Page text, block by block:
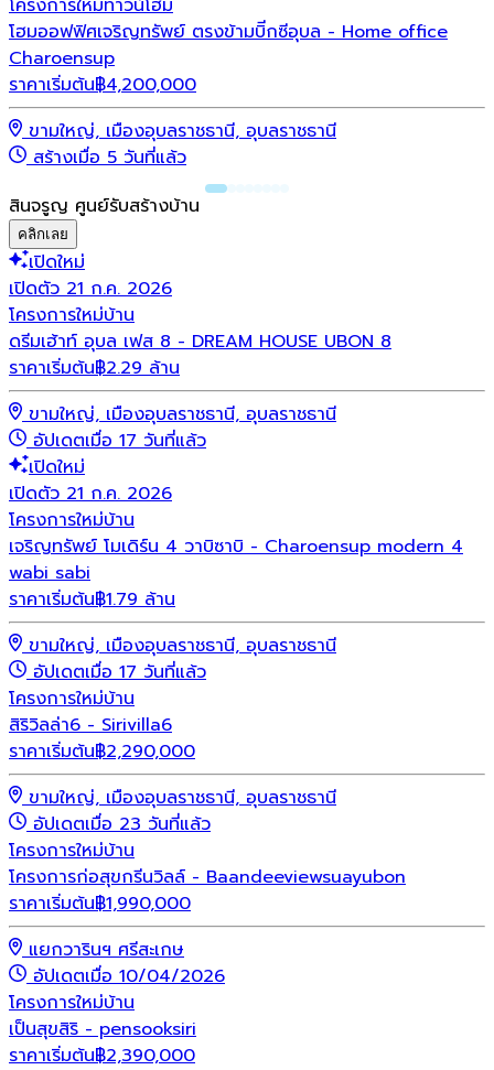
โครงการใหม่ทาวน์โฮม
โฮมออฟฟิศเจริญทรัพย์ ตรงข้ามบิีกซีอุบล - Home office
Charoensup
ราคาเริ่มต้น฿4,200,000
ขามใหญ่, เมืองอุบลราชธานี, อุบลราชธานี
สร้างเมื่อ 5 วันที่แล้ว
สินจรูญ ศูนย์รับสร้างบ้าน
คลิกเลย
เปิดใหม่
เปิดตัว 21 ก.ค. 2026
โครงการใหม่บ้าน
ดรีมเฮ้าท์ อุบล เฟส 8 - DREAM HOUSE UBON 8
ราคาเริ่มต้น฿2.29 ล้าน
ขามใหญ่, เมืองอุบลราชธานี, อุบลราชธานี
อัปเดตเมื่อ 17 วันที่แล้ว
เปิดใหม่
เปิดตัว 21 ก.ค. 2026
โครงการใหม่บ้าน
เจริญทรัพย์ โมเดิร์น 4 วาบิซาบิ - Charoensup modern 4
wabi sabi
ราคาเริ่มต้น฿1.79 ล้าน
ขามใหญ่, เมืองอุบลราชธานี, อุบลราชธานี
อัปเดตเมื่อ 17 วันที่แล้ว
โครงการใหม่บ้าน
สิริวิลล่า6 - Sirivilla6
ราคาเริ่มต้น฿2,290,000
ขามใหญ่, เมืองอุบลราชธานี, อุบลราชธานี
อัปเดตเมื่อ 23 วันที่แล้ว
โครงการใหม่บ้าน
โครงการก่อสุขกรีนวิลล์ - Baandeeviewsuayubon
ราคาเริ่มต้น฿1,990,000
แยกวารินฯ ศรีสะเกษ
อัปเดตเมื่อ 10/04/2026
โครงการใหม่บ้าน
เป็นสุขสิริ - pensooksiri
ราคาเริ่มต้น฿2,390,000